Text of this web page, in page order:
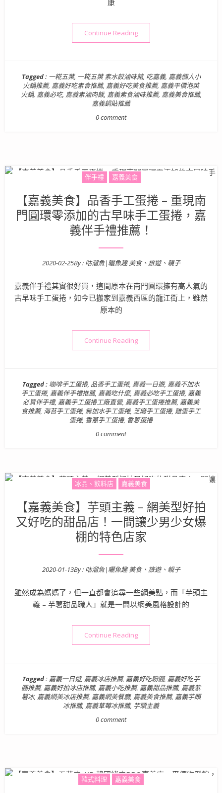
Continue Reading“嘉義美食》以健康為主打的
Tagged : 一糀五葉, 一糀五葉 素水餃滷味館, 吃嘉義, 嘉義個人小
火鍋推薦, 嘉義好吃素食推薦, 嘉義好吃美食推薦, 嘉義平價泡菜
火鍋, 嘉義必吃, 嘉義素滷肉飯, 嘉義素食滷味推薦, 嘉義美食推薦,
嘉義鍋貼推薦
0 comment
伴手禮 嘉義美食
【嘉義美食】品香手工蛋捲 – 重現南
門圓環零添加的古早味手工蛋捲，嘉
義伴手禮推薦！
Posted on
2020-02-25By : 咕溜魚|曬魚趣 美食、旅遊、親子
嘉義伴手禮其實很好買，這間原本在南門圓環擁有高人氣的
古早味手工蛋捲，如今已搬家到嘉義西區的龍江街上，雖然
原本的
Continue Reading“【嘉義美食】品香手工蛋捲
Tagged : 咖啡手工蛋捲, 品香手工蛋捲, 嘉義一日遊, 嘉義不加水
手工蛋捲, 嘉義伴手禮推薦, 嘉義吃什麼, 嘉義必吃手工蛋捲, 嘉義
必買伴手禮, 嘉義手工蛋捲工廠直營, 嘉義手工蛋捲推薦, 嘉義美
食推薦, 海苔手工蛋捲, 無加水手工蛋捲, 芝麻手工蛋捲, 雞蛋手工
蛋捲, 香蔥手工蛋捲, 香蔥蛋捲
0 comment
冰品、飲料店 嘉義美食
【嘉義美食】芋頭主義 – 網美型好拍
又好吃的甜品店！一間讓少男少女爆
棚的特色店家
Posted on
2020-01-13By : 咕溜魚|曬魚趣 美食、旅遊、親子
雖然成為媽媽了，但一直都會追尋一些網美點，而「芋頭主
義 – 芋薯甜品職人」就是一間以網美風格設計的
Continue Reading“【嘉義美食】芋頭主義 – 網
Tagged : 嘉義一日遊, 嘉義冰店推薦, 嘉義好吃粉圓, 嘉義好吃芋
圓推薦, 嘉義好拍冰店推薦, 嘉義小吃推薦, 嘉義甜品推薦, 嘉義紫
薯冰, 嘉義網美冰店推薦, 嘉義網美餐廳, 嘉義美食推薦, 嘉義芋頭
冰推薦, 嘉義草莓冰推薦, 芋頭主義
0 comment
韓式料理 嘉義美食